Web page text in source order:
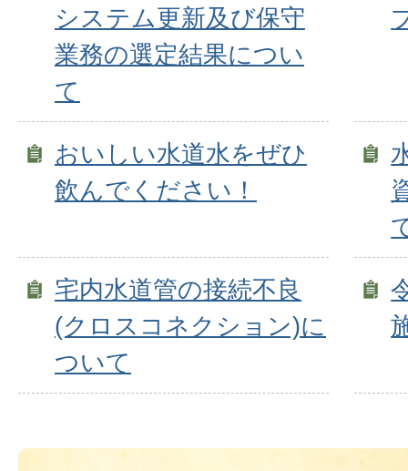
システム更新及び保守
業務の選定結果につい
て
おいしい水道水をぜひ
飲んでください！
宅内水道管の接続不良
(クロスコネクション)に
ついて